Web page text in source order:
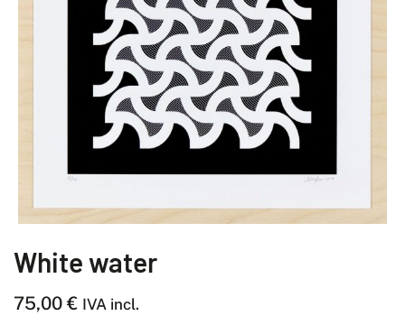
White water
75,00€ IVA incl.